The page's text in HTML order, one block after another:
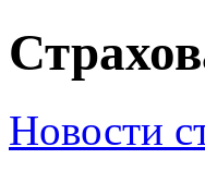
Новости